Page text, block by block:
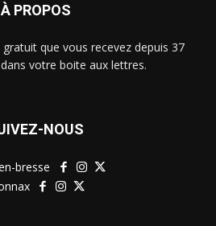
À PROPOS
que vous recevez depuis 37
votre boite aux lettres.
NOUS
bresse